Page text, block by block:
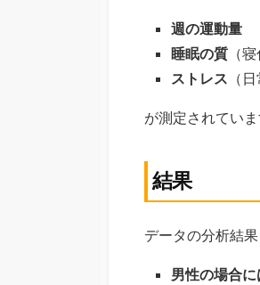
週の運動量
睡眠の質 （
ストレス （
が測定されていま
結果
データの分析結
男性の場合